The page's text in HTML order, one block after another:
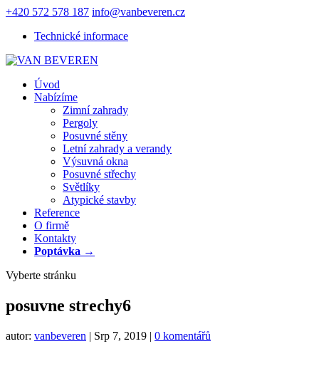
+420 572 578 187 info@vanbeveren.cz
Technické informace
Úvod
Nabízíme
Zimní zahrady
Pergoly
Posuvné stěny
Letní zahrady a verandy
Výsuvná okna
Posuvné střechy
Světlíky
Atypické stavby
Reference
O firmě
Kontakty
Poptávka →
Vyberte stránku
posuvne strechy6
autor: vanbeveren | Srp 7, 2019 | 0 komentářů